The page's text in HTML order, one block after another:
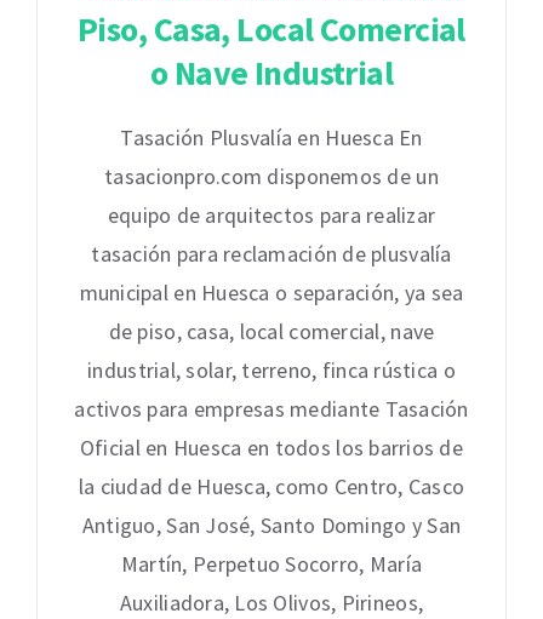
Piso, Casa, Local Comercial
o Nave Industrial
Tasación Plusvalía en Huesca En
tasacionpro.com disponemos de un
equipo de arquitectos para realizar
tasación para reclamación de plusvalía
municipal en Huesca o separación, ya sea
de piso, casa, local comercial, nave
industrial, solar, terreno, finca rústica o
activos para empresas mediante Tasación
Oficial en Huesca en todos los barrios de
la ciudad de Huesca, como Centro, Casco
Antiguo, San José, Santo Domingo y San
Martín, Perpetuo Socorro, María
Auxiliadora, Los Olivos, Pirineos,